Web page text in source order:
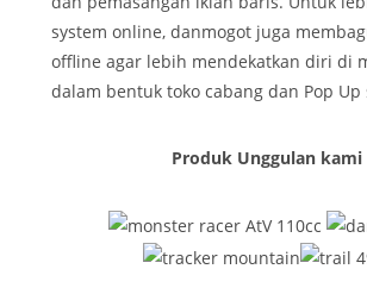
system online, danmogot juga
offline agar lebih mendekatkan diri di
dalam bentuk toko cabang dan Pop Up
Produk Unggulan kami